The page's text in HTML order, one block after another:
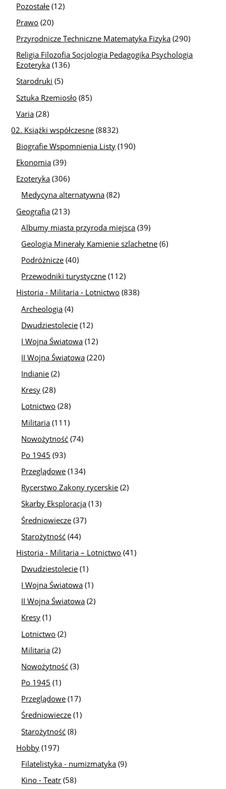
Pozostałe (12)
Prawo (20)
Przyrodnicze Techniczne Matematyka Fizyka (290)
Religia Filozofia Socjologia Pedagogika Psychologia
Ezoteryka (136)
Starodruki (5)
Sztuka Rzemiosło (85)
Varia (28)
02. Książki współczesne (8832)
Biografie Wspomnienia Listy (190)
Ekonomia (39)
Ezoteryka (306)
Medycyna alternatywna (82)
Geografia (213)
Albumy miasta przyroda miejsca (39)
Geologia Minerały Kamienie szlachetne (6)
Podróżnicze (40)
Przewodniki turystyczne (112)
Historia - Militaria - Lotnictwo (838)
Archeologia (4)
Dwudziestolecie (12)
I Wojna Światowa (12)
II Wojna Światowa (220)
Indianie (2)
Kresy (28)
Lotnictwo (28)
Militaria (111)
Nowożytność (74)
Po 1945 (93)
Przeglądowe (134)
Rycerstwo Zakony rycerskie (2)
Skarby Eksploracja (13)
Średniowiecze (37)
Starożytność (44)
Historia - Militaria – Lotnictwo (41)
Dwudziestolecie (1)
I Wojna Światowa (1)
II Wojna Światowa (2)
Kresy (1)
Lotnictwo (2)
Militaria (2)
Nowożytność (3)
Po 1945 (1)
Przeglądowe (17)
Średniowiecze (1)
Starożytność (8)
Hobby (197)
Filatelistyka - numizmatyka (9)
Kino - Teatr (58)